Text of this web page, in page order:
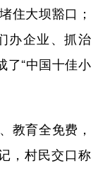
住大坝豁口；
办企业、抓治
了“中国十佳小
育全免费，
，村民交口称